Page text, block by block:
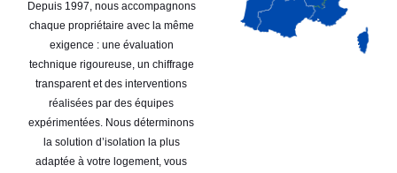
Depuis 1997, nous accompagnons
chaque propriétaire avec la même
exigence : une évaluation
technique rigoureuse, un chiffrage
transparent et des interventions
réalisées par des équipes
expérimentées. Nous déterminons
la solution d’isolation la plus
adaptée à votre logement, vous